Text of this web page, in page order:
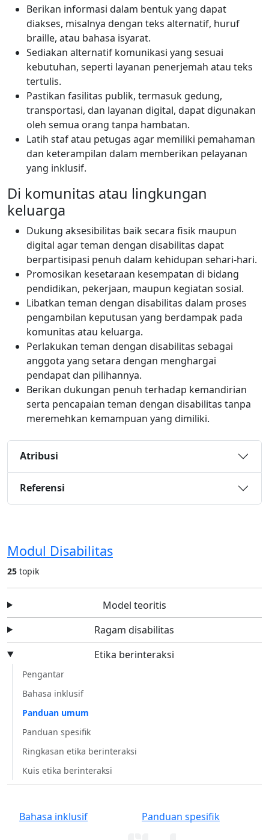
Berikan informasi dalam bentuk yang dapat
diakses, misalnya dengan teks alternatif, huruf
braille, atau bahasa isyarat.
Sediakan alternatif komunikasi yang sesuai
kebutuhan, seperti layanan penerjemah atau teks
tertulis.
Pastikan fasilitas publik, termasuk gedung,
transportasi, dan layanan digital, dapat digunakan
oleh semua orang tanpa hambatan.
Latih staf atau petugas agar memiliki pemahaman
dan keterampilan dalam memberikan pelayanan
yang inklusif.
Di komunitas atau lingkungan
keluarga
Dukung aksesibilitas baik secara fisik maupun
digital agar teman dengan disabilitas dapat
berpartisipasi penuh dalam kehidupan sehari-hari.
Promosikan kesetaraan kesempatan di bidang
pendidikan, pekerjaan, maupun kegiatan sosial.
Libatkan teman dengan disabilitas dalam proses
pengambilan keputusan yang berdampak pada
komunitas atau keluarga.
Perlakukan teman dengan disabilitas sebagai
anggota yang setara dengan menghargai
pendapat dan pilihannya.
Berikan dukungan penuh terhadap kemandirian
serta pencapaian teman dengan disabilitas tanpa
meremehkan kemampuan yang dimiliki.
Atribusi
Referensi
Modul Disabilitas
25 topik
Model teoritis
Ragam disabilitas
Etika berinteraksi
Pengantar
Bahasa inklusif
Panduan umum
Panduan spesifik
Ringkasan etika berinteraksi
Kuis etika berinteraksi
Bahasa inklusif Panduan spesifik